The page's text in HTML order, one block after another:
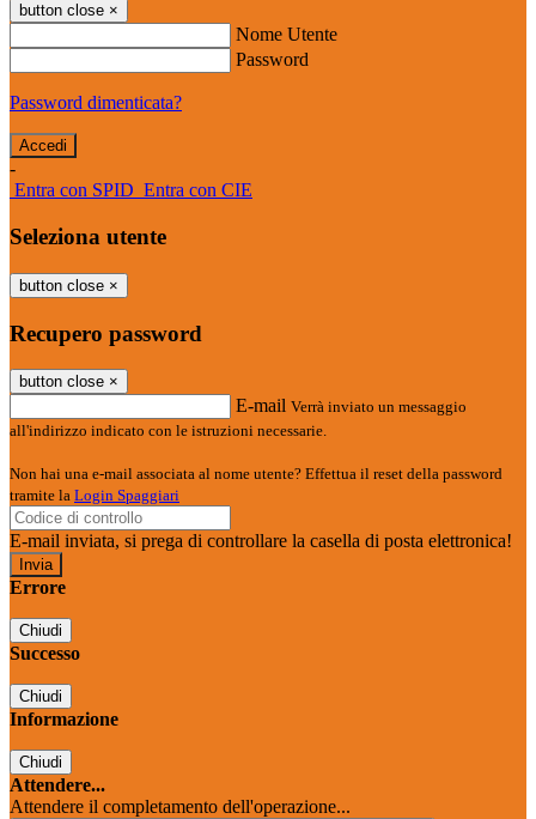
button close ×
Nome Utente
Password
Password dimenticata?
-
Entra con SPID Entra con CIE
Seleziona utente
button close ×
Recupero password
button close ×
E-mail Verrà inviato un messaggio
all'indirizzo indicato con le istruzioni necessarie.
Non hai una e-mail associata al nome utente? Effettua il reset della password
tramite la Login Spaggiari
E-mail inviata, si prega di controllare la casella di posta elettronica!
Errore
Chiudi
Successo
Chiudi
Informazione
Chiudi
Attendere...
Attendere il completamento dell'operazione...